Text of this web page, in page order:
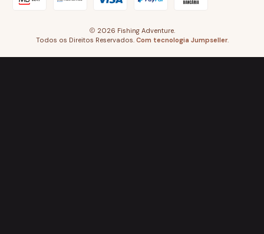
2026 Fishing Adventure.
Todos os Direitos Reservados. Com tecnologia Jumpseller.